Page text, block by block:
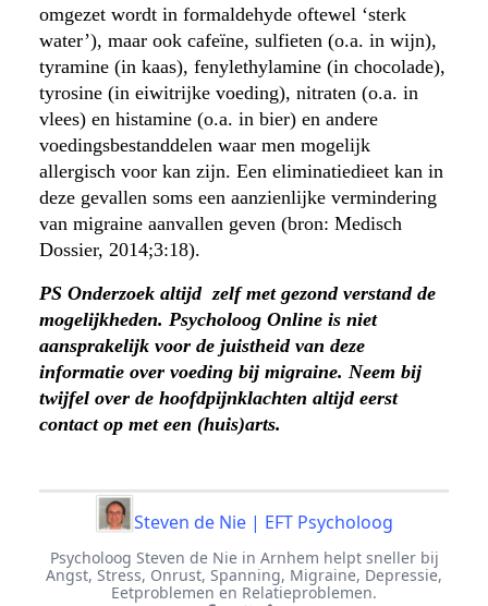
omgezet wordt in formaldehyde oftewel ‘sterk
water’), maar ook cafeïne, sulfieten (o.a. in wijn),
tyramine (in kaas), fenylethylamine (in chocolade),
tyrosine (in eiwitrijke voeding), nitraten (o.a. in
vlees) en histamine (o.a. in bier) en andere
voedingsbestanddelen waar men mogelijk
allergisch voor kan zijn. Een eliminatiedieet kan in
deze gevallen soms een aanzienlijke vermindering
van migraine aanvallen geven (bron: Medisch
Dossier, 2014;3:18).
PS Onderzoek altijd zelf met gezond verstand de
mogelijkheden. Psycholoog Online is niet
aansprakelijk voor de juistheid van deze
informatie over voeding bij migraine. Neem bij
twijfel over de hoofdpijnklachten altijd eerst
contact op met een (huis)arts.
Steven de Nie | EFT Psycholoog
Psycholoog Steven de Nie in Arnhem helpt sneller bij
Angst, Stress, Onrust, Spanning, Migraine, Depressie,
Eetproblemen en Relatieproblemen.